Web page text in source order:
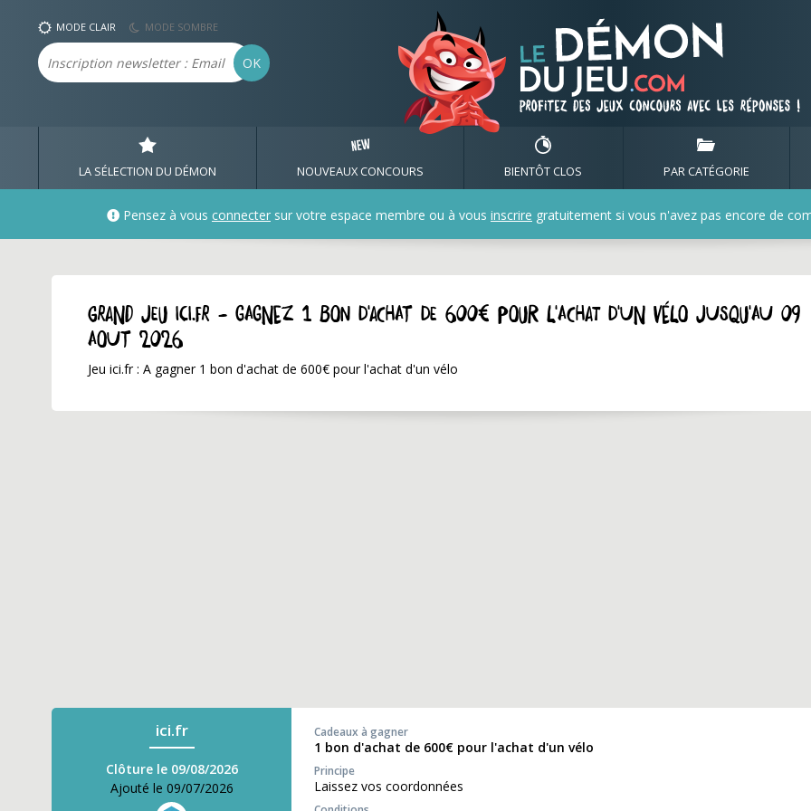
MODE CLAIR MODE SOMBRE
Email OK
LA SÉLECTION DU DÉMON NOUVEAUX CONCOURS BIENTÔT CLOS PAR CATÉGORIE
Pensez à vous connecter sur votre espace membre ou à vous inscrire gratuitement si vous n'avez pas encore de
GRAND JEU ici.fr - Gagnez 1 bon d'achat de 600€ pour l'achat d'un vélo jusqu'au 09
aout 2026
Jeu ici.fr : A gagner 1 bon d'achat de 600€ pour l'achat d'un vélo
ici.fr
Clôture le 09/08/2026
Ajouté le 09/07/2026
Cadeaux à gagner
1 bon d'achat de 600€ pour l'achat d'un vélo
Principe
Laissez vos coordonnées